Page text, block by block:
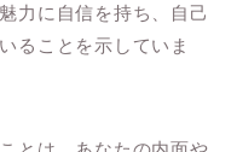
力に自信を持ち、自己
ることを示していま